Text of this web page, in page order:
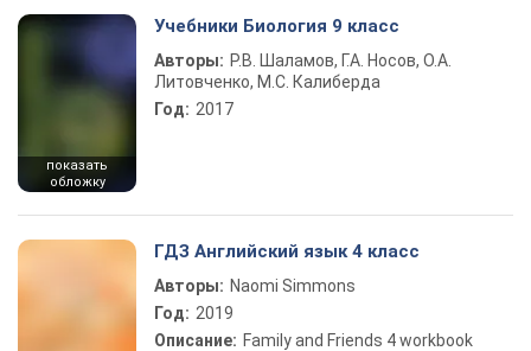
показать
обложку
Учебники Биология 9 класс
Авторы: Р.В. Шаламов, Г.А. Носов, О.А.
Литовченко, М.С. Калиберда
Год: 2017
ГДЗ Английский язык 4 класс
Авторы: Naomi Simmons
Год: 2019
Описание: Family and Friends 4 workbook